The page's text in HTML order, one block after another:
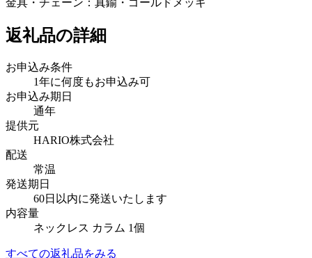
返礼品の詳細
お申込み条件
1年に何度もお申込み可
お申込み期日
通年
提供元
HARIO株式会社
配送
常温
発送期日
60日以内に発送いたします
内容量
ネックレス カラム 1個
すべての返礼品をみる